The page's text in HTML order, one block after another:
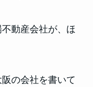
動産会社が、ほ
の会社を書いて